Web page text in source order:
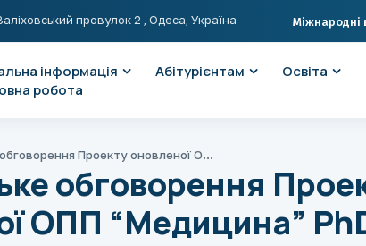
провулок 2 , Одеса, Україна Міжнародні
інформація Абітурієнтам Освіта
робота
Громадське обговорення Проекту оновленої ОПП “Медицина” PhD
обговорення
ОПП “Медицина”